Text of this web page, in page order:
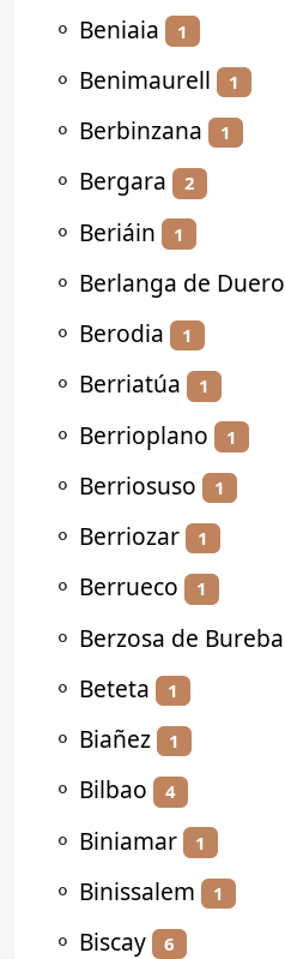
⚬ Beniaia 1
⚬ Benimaurell 1
⚬ Berbinzana 1
⚬ Bergara 2
⚬ Beriáin 1
⚬ Berlanga de Duero
⚬ Berodia 1
⚬ Berriatúa 1
⚬ Berrioplano 1
⚬ Berriosuso 1
⚬ Berriozar 1
⚬ Berrueco 1
⚬ Berzosa de Bureba
⚬ Beteta 1
⚬ Biañez 1
⚬ Bilbao 4
⚬ Biniamar 1
⚬ Binissalem 1
⚬ Biscay 6